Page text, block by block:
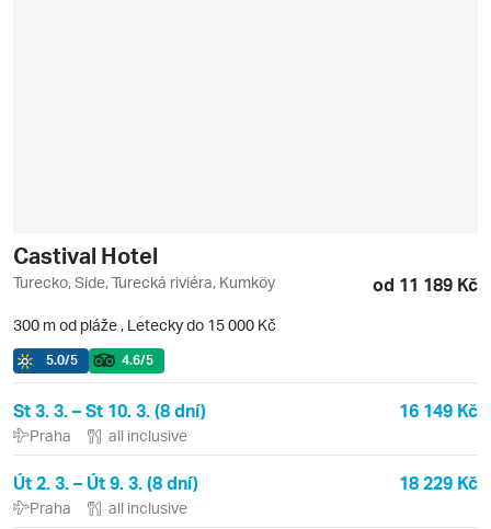
Castival Hotel
Turecko, Side, Turecká riviéra, Kumköy od 11 189 Kč
300 m od pláže , Letecky do 15 000 Kč
5.0/5 4.6/5
St 3. 3. – St 10. 3. (8 dní) 16 149 Kč
Praha all inclusive
Út 2. 3. – Út 9. 3. (8 dní) 18 229 Kč
Praha all inclusive